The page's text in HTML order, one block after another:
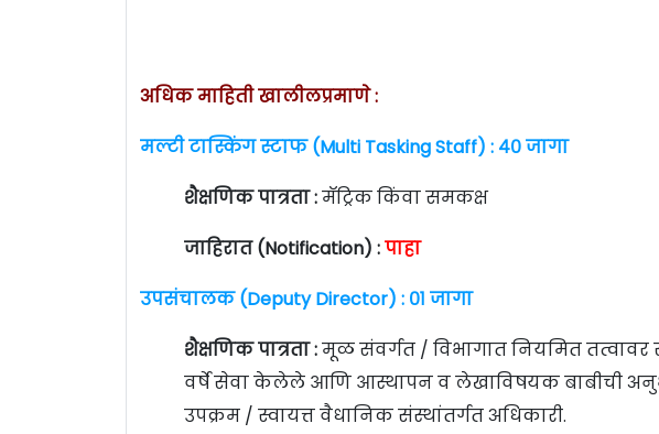
अधिक माहिती खालीलप्रमाणे :
मल्टी टास्किंग स्टाफ (Multi Tasking Staff) : ४० जागा
शैक्षणिक पात्रता :मॅट्रिक किंवा समकक्ष
जाहिरात (Notification) :पाहा
उपसंचालक (Deputy Director) : ०१ जागा
शैक्षणिक पात्रता :मूळ संवर्गत / विभागात नियमित
वर्षे सेवा केलेले आणि आस्थापन व लेखाविषयक बाबीची
उपक्रम / स्वायत्त वैधानिक संस्थांतर्गत अधिकारी.